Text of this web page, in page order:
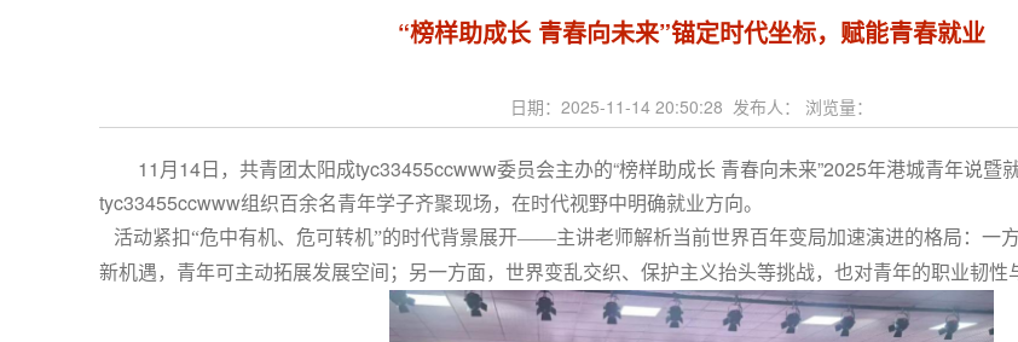
“榜样助成长 青春向未来”锚定时代坐标，赋能青春就业
日期：2025-11-14 20:50:28 发布人： 浏览量：
11月14日，共青团太阳成tyc33455ccwww委员会主办的“榜样助成长 青春向未来”2025年港城青年说暨
tyc33455ccwww组织百余名青年学子齐聚现场，在时代视野中明确就业方向。
活动紧扣“危中有机、危可转机”的时代背景展开——主讲老师解析当前世界百年变局加速演进的格局：一
新机遇，青年可主动拓展发展空间；另一方面，世界变乱交织、保护主义抬头等挑战，也对青年的职业韧性